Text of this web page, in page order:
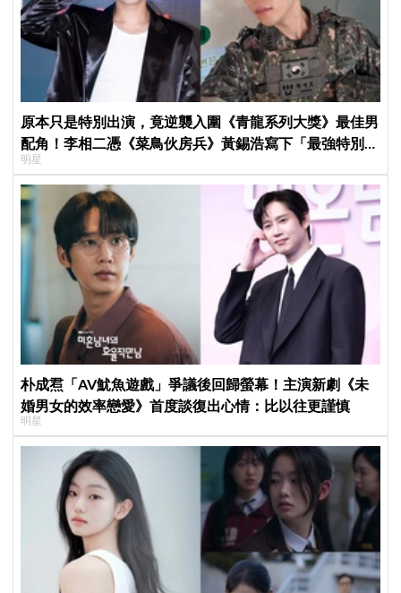
原本只是特別出演，竟逆襲入圍《青龍系列大獎》最佳男
配角！李相二憑《菜鳥伙房兵》黃錫浩寫下「最強特別出
演」傳奇
明星
朴成焄「AV魷魚遊戲」爭議後回歸螢幕！主演新劇《未
婚男女的效率戀愛》首度談復出心情：比以往更謹慎
明星